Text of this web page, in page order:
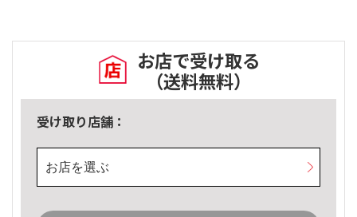
お店で受け取る
（送料無料）
受け取り店舗：
お店を選ぶ